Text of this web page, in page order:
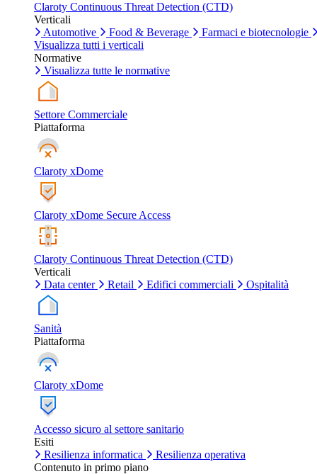
Claroty Continuous Threat Detection (CTD)
Verticali
Automotive
Food & Beverage
Farmaci e biotecnologie
Visualizza tutti i verticali
Normative
Visualizza tutte le normative
Settore Commerciale
Piattaforma
Claroty xDome
Claroty xDome Secure Access
Claroty Continuous Threat Detection (CTD)
Verticali
Data center
Retail Edifici commerciali Ospitalità
Sanità
Piattaforma
Claroty xDome
Accesso sicuro al settore sanitario
Esiti
Resilienza informatica
Resilienza operativa
Contenuto in primo piano